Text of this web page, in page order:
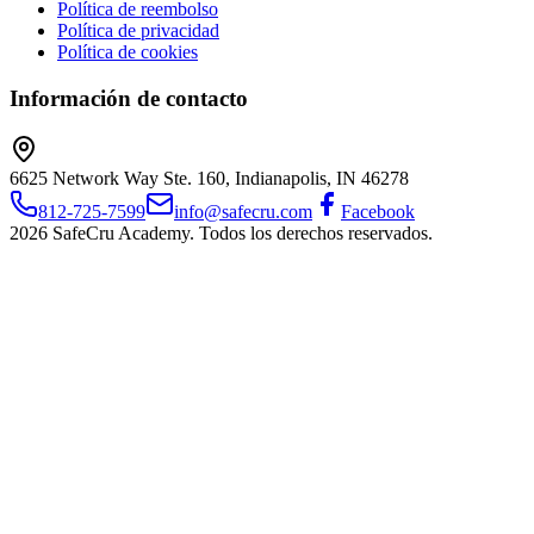
Política de reembolso
Política de privacidad
Política de cookies
Información de contacto
6625 Network Way Ste. 160, Indianapolis, IN 46278
812-725-7599
info@safecru.com
Facebook
2026 SafeCru Academy. Todos los derechos reservados.